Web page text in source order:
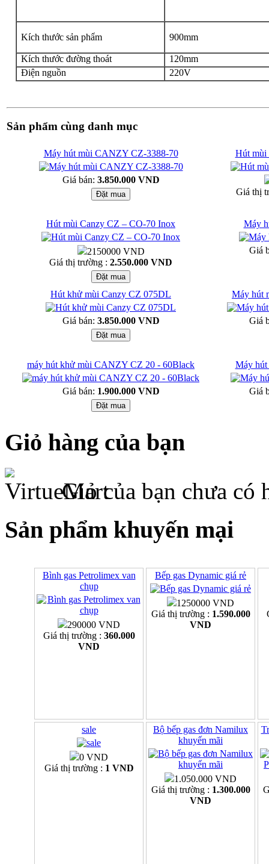
Kích thước sản phẩm 900mm
Kích thước đường thoát
120mm
Điện nguồn
220V
Sản phẩm cùng danh mục
Máy hút mùi CANZY CZ-3388-70
Giá bán: 3.850.000 VND
Hút mùi
Giá thị
Hút mùi Canzy CZ – CO-70 Inox
2150000 VND
Giá thị trường : 2.550.000 VND
Máy
Giá
Hút khử mùi Canzy CZ 075DL
Giá bán: 3.850.000 VND
Máy hút
Giá
máy hút khử mùi CANZY CZ 20 - 60Black
Giá bán: 1.900.000 VND
Máy
Giá
Giỏ hàng của bạn
Giỏ của bạn chưa có
Sản phẩm khuyến mại
Bình gas Petrolimex van
chụp
290000 VND
Giá thị trường : 360.000
VND
Bếp gas Dynamic giá rẻ
1250000 VND
Giá thị trường : 1.590.000
VND
sale
0 VND
Giá thị trường : 1 VND
Bộ bếp gas đơn Namilux
khuyến mãi
1.050.000 VND
Giá thị trường : 1.300.000
VND